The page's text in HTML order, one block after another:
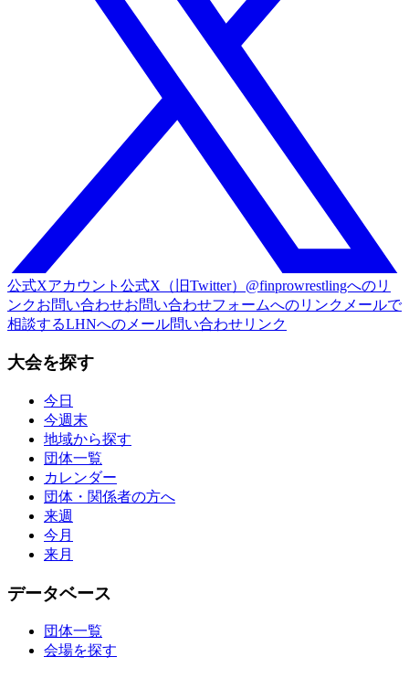
公式Xアカウント 公式X（旧Twitter）@finprowrestlingへのリ
ンクお問い合わせお問い合わせフォームへのリンク メールで
相談するLHNへのメール問い合わせリンク
大会を探す
今日
今週末
地域から探す
団体一覧
カレンダー
団体・関係者の方へ
来週
今月
来月
データベース
団体一覧
会場を探す